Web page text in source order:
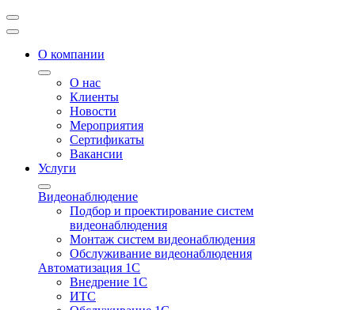
О компании
О нас
Клиенты
Новости
Мероприятия
Сертификаты
Вакансии
Услуги
Видеонаблюдение
Подбор и проектирование систем
видеонаблюдения
Монтаж систем видеонаблюдения
Обслуживание видеонаблюдения
Автоматизация 1С
Внедрение 1С
ИТС